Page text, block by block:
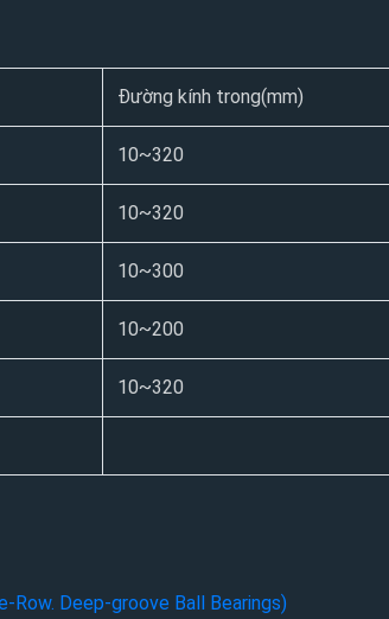
Đường kính trong(mm)
10~320
10~320
10~300
10~200
10~320
Row. Deep-groove Ball Bearings)